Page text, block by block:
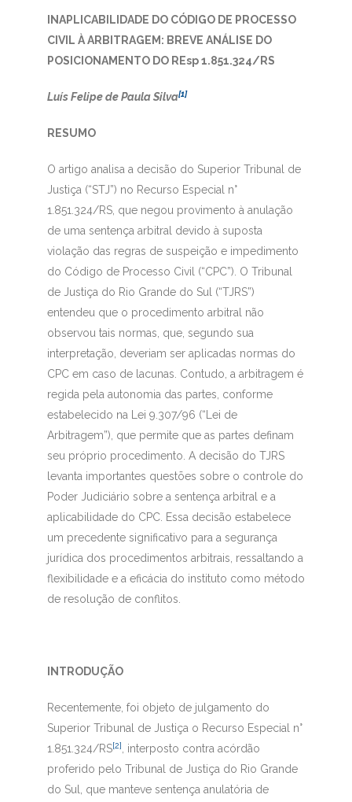
INAPLICABILIDADE DO CÓDIGO DE PROCESSO
CIVIL À ARBITRAGEM: BREVE ANÁLISE DO
POSICIONAMENTO DO REsp 1.851.324/RS
Luís Felipe de Paula Silva[1]
RESUMO
O artigo analisa a decisão do Superior Tribunal de
Justiça (“STJ”) no Recurso Especial n°
1.851.324/RS, que negou provimento à anulação
de uma sentença arbitral devido à suposta
violação das regras de suspeição e impedimento
do Código de Processo Civil (“CPC”). O Tribunal
de Justiça do Rio Grande do Sul (“TJRS”)
entendeu que o procedimento arbitral não
observou tais normas, que, segundo sua
interpretação, deveriam ser aplicadas normas do
CPC em caso de lacunas. Contudo, a arbitragem é
regida pela autonomia das partes, conforme
estabelecido na Lei 9.307/96 (“Lei de
Arbitragem”), que permite que as partes definam
seu próprio procedimento. A decisão do TJRS
levanta importantes questões sobre o controle do
Poder Judiciário sobre a sentença arbitral e a
aplicabilidade do CPC. Essa decisão estabelece
um precedente significativo para a segurança
jurídica dos procedimentos arbitrais, ressaltando a
flexibilidade e a eficácia do instituto como método
de resolução de conflitos.
INTRODUÇÃO
Recentemente, foi objeto de julgamento do
Superior Tribunal de Justiça o Recurso Especial n°
1.851.324/RS[2], interposto contra acórdão
proferido pelo Tribunal de Justiça do Rio Grande
do Sul, que manteve sentença anulatória de